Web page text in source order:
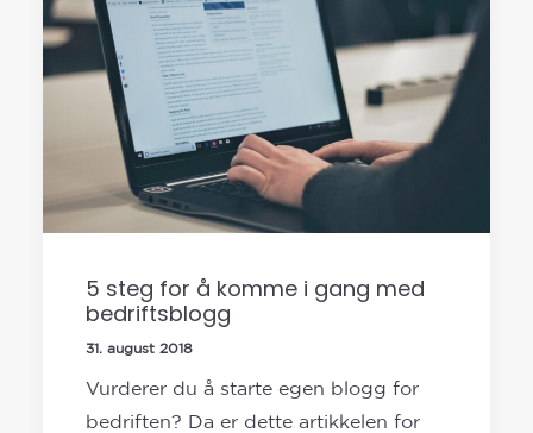
5 steg for å komme i gang med
bedriftsblogg
31. august 2018
Vurderer du å starte egen blogg for
bedriften? Da er dette artikkelen for